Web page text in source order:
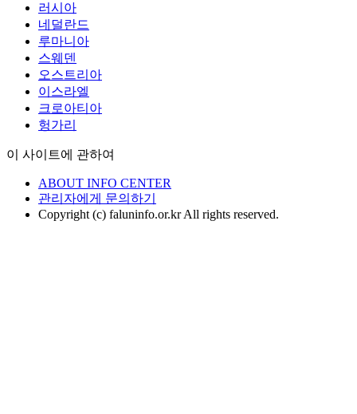
러시아
네덜란드
루마니아
스웨덴
오스트리아
이스라엘
크로아티아
헝가리
이 사이트에 관하여
ABOUT INFO CENTER
관리자에게 문의하기
Copyright (c) faluninfo.or.kr All rights reserved.